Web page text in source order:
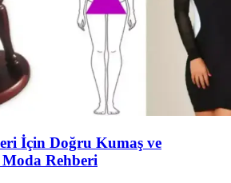
İçin Doğru Kumaş ve
Moda Rehberi